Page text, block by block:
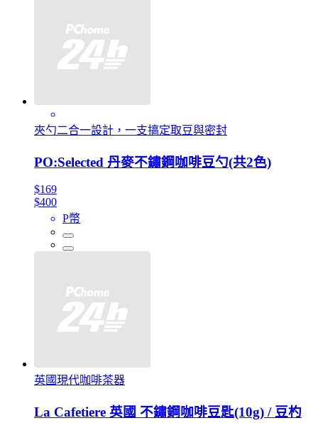
夾勺二合一設計，一支搞定取豆與密封
PO:Selected 丹麥不鏽鋼咖啡豆勺(共2色)
$169
$400
P幣
英國現代咖啡茶器
La Cafetiere 英國 不鏽鋼咖啡豆匙(10g) / 豆杓